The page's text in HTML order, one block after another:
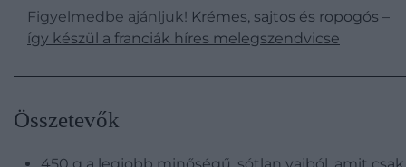
Figyelmedbe ajánljuk! Krémes, sajtos és ropogós –
így készül a franciák híres melegszendvicse
​Összetevők